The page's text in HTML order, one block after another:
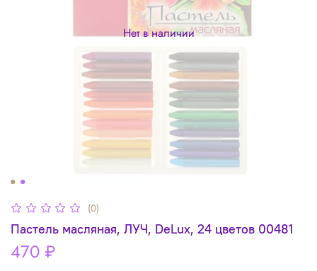
Нет в наличии
(0)
Пастель масляная, ЛУЧ, DeLux, 24 цветов 00481
470 ₽